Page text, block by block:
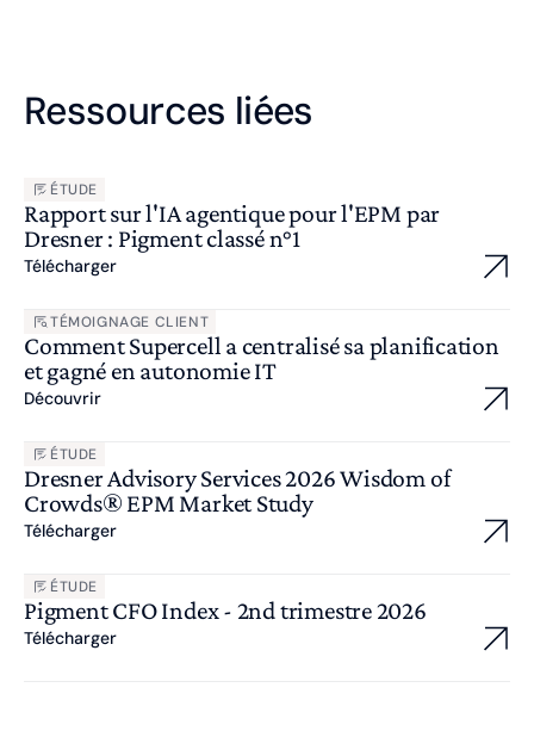
Ressources liées
ÉTUDE
Rapport sur l'IA agentique pour l'EPM par
Dresner : Pigment classé n°1
Télécharger
TÉMOIGNAGE CLIENT
Comment Supercell a centralisé sa planification
et gagné en autonomie IT
Découvrir
ÉTUDE
Dresner Advisory Services 2026 Wisdom of
Crowds® EPM Market Study
Télécharger
ÉTUDE
Pigment CFO Index - 2nd trimestre 2026
Télécharger